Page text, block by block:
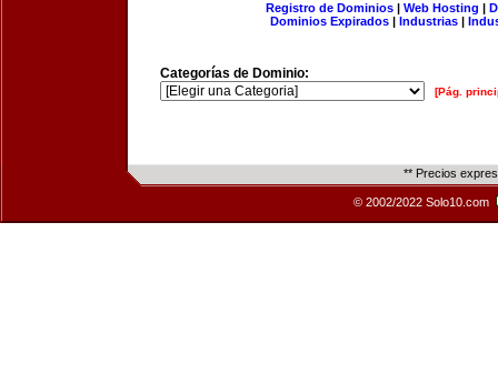
Registro de Dominios| Web Hosting |
Dominios Expirados | Industrias |
Categorías de Dominio:
[Pág.
** Precios
© 2002/2022 Solo10.com